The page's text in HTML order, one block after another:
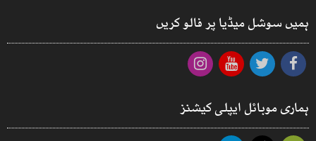
ہمیں سوشل میڈیا پر فالو کریں
ہماری موبائل ایپلی کیشنز